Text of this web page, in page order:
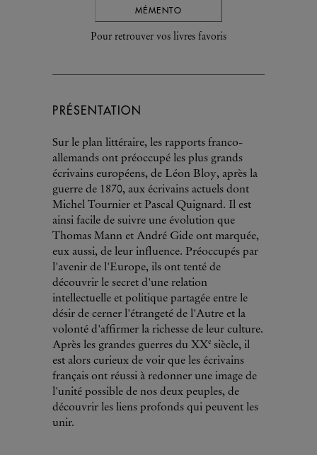
MÉMENTO
Pour retrouver vos livres favoris
PRÉSENTATION
Sur le plan littéraire, les rapports franco-
allemands ont préoccupé les plus grands
écrivains européens, de Léon Bloy, après la
guerre de 1870, aux écrivains actuels dont
Michel Tournier et Pascal Quignard. Il est
ainsi facile de suivre une évolution que
Thomas Mann et André Gide ont marquée,
eux aussi, de leur influence. Préoccupés par
l'avenir de l'Europe, ils ont tenté de
découvrir le secret d'une relation
intellectuelle et politique partagée entre le
désir de cerner l'étrangeté de l'Autre et la
volonté d'affirmer la richesse de leur ­culture.
Après les grandes guerres du XXe siècle, il
est alors curieux de voir que les écrivains
français ont réussi à redonner une image de
l'unité possible de nos deux ­peuples, de
découvrir les liens profonds qui peuvent les
unir.